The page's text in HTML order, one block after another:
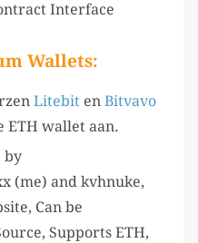
Interface
Wallets:
Litebit en Bitvavo
ETH wallet aan.
by
(me) and kvhnuke,
Can be
Supports ETH,